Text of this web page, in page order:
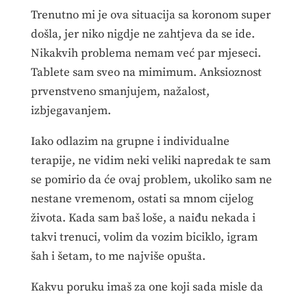
Trenutno mi je ova situacija sa koronom super
došla, jer niko nigdje ne zahtjeva da se ide.
Nikakvih problema nemam već par mjeseci.
Tablete sam sveo na mimimum. Anksioznost
prvenstveno smanjujem, nažalost,
izbjegavanjem.
Iako odlazim na grupne i individualne
terapije, ne vidim neki veliki napredak te sam
se pomirio da će ovaj problem, ukoliko sam ne
nestane vremenom, ostati sa mnom cijelog
života. Kada sam baš loše, a naiđu nekada i
takvi trenuci, volim da vozim biciklo, igram
šah i šetam, to me najviše opušta.
Kakvu poruku imaš za one koji sada misle da